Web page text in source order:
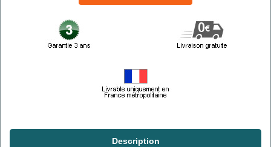
Description